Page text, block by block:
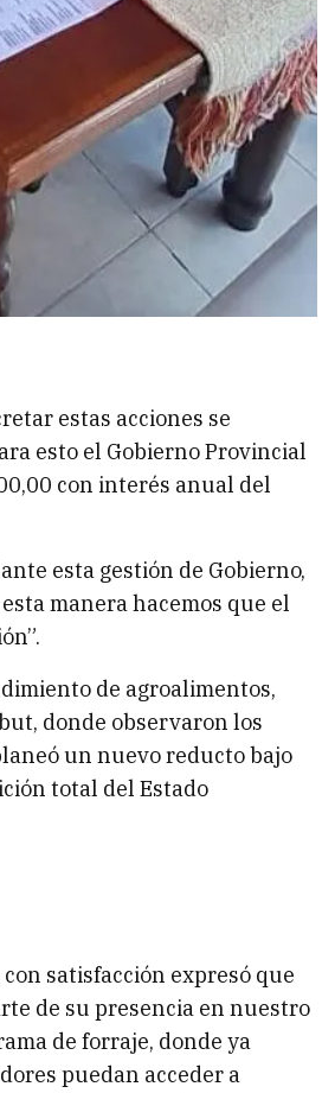
estas acciones se
esto el Gobierno Provincial
con interés anual del
esta gestión de Gobierno,
manera hacemos que el
de agroalimentos,
donde observaron los
un nuevo reducto bajo
total del Estado
satisfacción expresó que
de su presencia en nuestro
de forraje, donde ya
puedan acceder a